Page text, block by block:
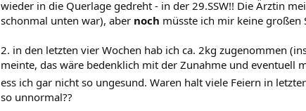
wieder in die Querlage gedreht - in der 29.SSW!! Die Ärztin
schonmal unten war), aber noch müsste ich mir keine großen
2. in den letzten vier Wochen hab ich ca. 2kg zugenommen
meinte, das wäre bedenklich mit der Zunahme und eventuell
ess ich gar nicht so ungesund. Waren halt viele Feiern in
so unnormal??